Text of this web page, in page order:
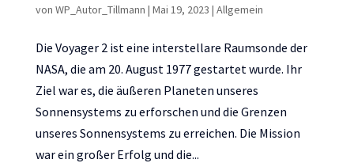
von WP_Autor_Tillmann | Mai 19, 2023 | Allgemein
Die Voyager 2 ist eine interstellare Raumsonde der
NASA, die am 20. August 1977 gestartet wurde. Ihr
Ziel war es, die äußeren Planeten unseres
Sonnensystems zu erforschen und die Grenzen
unseres Sonnensystems zu erreichen. Die Mission
war ein großer Erfolg und die...